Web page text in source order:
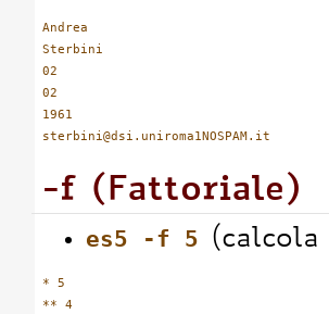
Andrea
Sterbini
02
02
1961
-f (Fattoriale)
es5 -f 5
* 5
** 4